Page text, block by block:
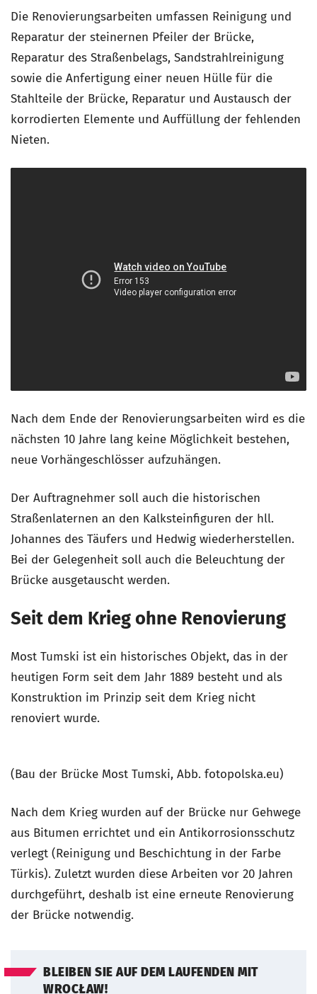
Die Renovierungsarbeiten umfassen Reinigung und
Reparatur der steinernen Pfeiler der Brücke,
Reparatur des Straßenbelags, Sandstrahlreinigung
sowie die Anfertigung einer neuen Hülle für die
Stahlteile der Brücke, Reparatur und Austausch der
korrodierten Elemente und Auffüllung der fehlenden
Nieten.
Nach dem Ende der Renovierungsarbeiten wird es die
nächsten 10 Jahre lang keine Möglichkeit bestehen,
neue Vorhängeschlösser aufzuhängen.
Der Auftragnehmer soll auch die historischen
Straßenlaternen an den Kalksteinfiguren der hll.
Johannes des Täufers und Hedwig wiederherstellen.
Bei der Gelegenheit soll auch die Beleuchtung der
Brücke ausgetauscht werden.
Seit dem Krieg ohne Renovierung
Most Tumski ist ein historisches Objekt, das in der
heutigen Form seit dem Jahr 1889 besteht und als
Konstruktion im Prinzip seit dem Krieg nicht
renoviert wurde.
(Bau der Brücke Most Tumski, Abb. fotopolska.eu)
Nach dem Krieg wurden auf der Brücke nur Gehwege
aus Bitumen errichtet und ein Antikorrosionsschutz
verlegt (Reinigung und Beschichtung in der Farbe
Türkis). Zuletzt wurden diese Arbeiten vor 20 Jahren
durchgeführt, deshalb ist eine erneute Renovierung
der Brücke notwendig.
BLEIBEN SIE AUF DEM LAUFENDEN MIT
WROCŁAW!